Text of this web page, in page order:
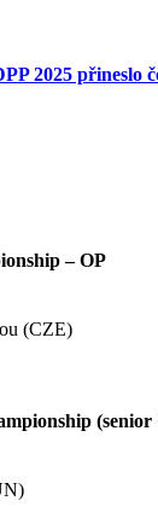
2025 přineslo
– OP
(CZE)